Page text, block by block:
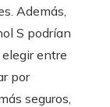
Además,
S podrían
entre
por
seguros,